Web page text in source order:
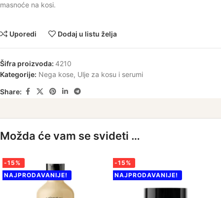
masnoće na kosi.
Uporedi Dodaj u listu želja
Šifra proizvoda: 4210
Kategorije: Nega kose, Ulje za kosu i serumi
Share:
Možda će vam se svideti …
-15%
NAJPRODAVANIJE!
-15%
NAJPRODAVANIJE!